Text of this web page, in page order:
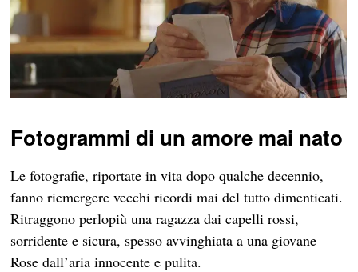
Fotogrammi di un amore mai nato
Le fotografie, riportate in vita dopo qualche decennio,
fanno riemergere vecchi ricordi mai del tutto dimenticati.
Ritraggono perlopiù una ragazza dai capelli rossi,
sorridente e sicura, spesso avvinghiata a una giovane
Rose dall’aria innocente e pulita.